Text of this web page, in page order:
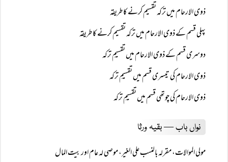
ذوی الارحام میں ترکہ تقسیم کرنے کا طریقہ
پہلی قسم کے ذوی الارحام میں ترکہ تقسیم کرنے کا طریقہ
دوسری قسم کے ذوی الارحام میں تقسیمِ ترکہ
ذوی الارحام کی تیسری قسم میں تقسیمِ ترکہ
ذوی الارحام کی چوتھی قسم میں تقسیمِ ترکہ
نواں باب — بقیہ ورثا
مولی الموالات، مقرلہ بالنسب علی الغير، موصی لہ عام اور بیت المال